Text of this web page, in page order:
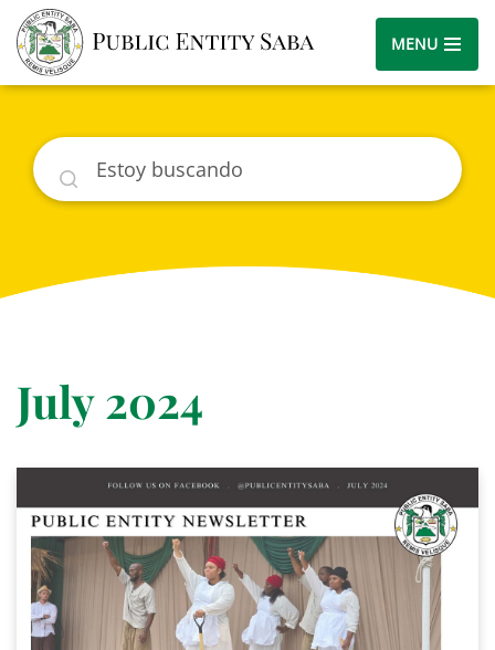
MENU
Buscar
July 2024